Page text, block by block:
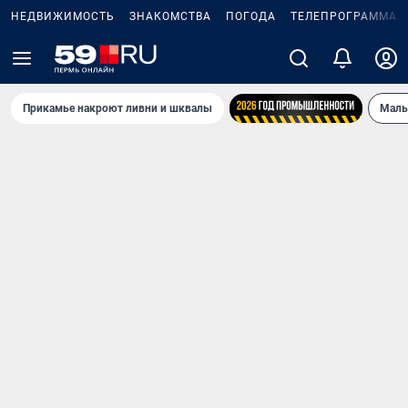
НЕДВИЖИМОСТЬ ЗНАКОМСТВА ПОГОДА ТЕЛЕПРОГРАММА
Прикамье накроют ливни и шквалы